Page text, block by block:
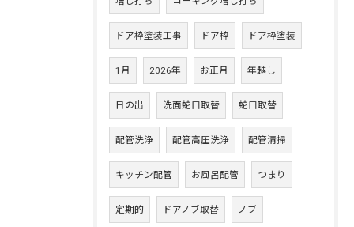
ドア枠塗装工事 ドア枠 ドア枠塗装
1月 2026年 お正月 年越し
日の出 洗面蛇口取替 蛇口取替
配管洗浄 配管高圧洗浄 配管清掃
キッチン配管 お風呂配管 つまり
定期的 ドアノブ取替 ノブ